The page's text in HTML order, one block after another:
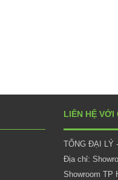
LIÊN HỆ VỚI
TỔNG ĐẠI LÝ
Địa chỉ:
Showroom TP